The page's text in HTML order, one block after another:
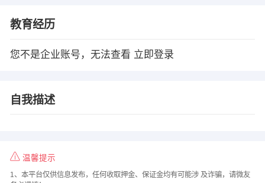
教育经历
您不是企业账号，无法查看 立即登录
自我描述
温馨提示
1、本平台仅供信息发布，任何收取押金、保证金均有可能涉 及诈骗，请微友